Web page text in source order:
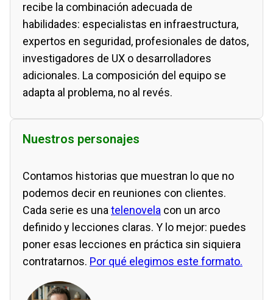
recibe la combinación adecuada de
habilidades: especialistas en infraestructura,
expertos en seguridad, profesionales de datos,
investigadores de UX o desarrolladores
adicionales. La composición del equipo se
adapta al problema, no al revés.
Nuestros personajes
Contamos historias que muestran lo que no
podemos decir en reuniones con clientes.
Cada serie es una telenovela con un arco
definido y lecciones claras. Y lo mejor: puedes
poner esas lecciones en práctica sin siquiera
contratarnos. Por qué elegimos este formato.